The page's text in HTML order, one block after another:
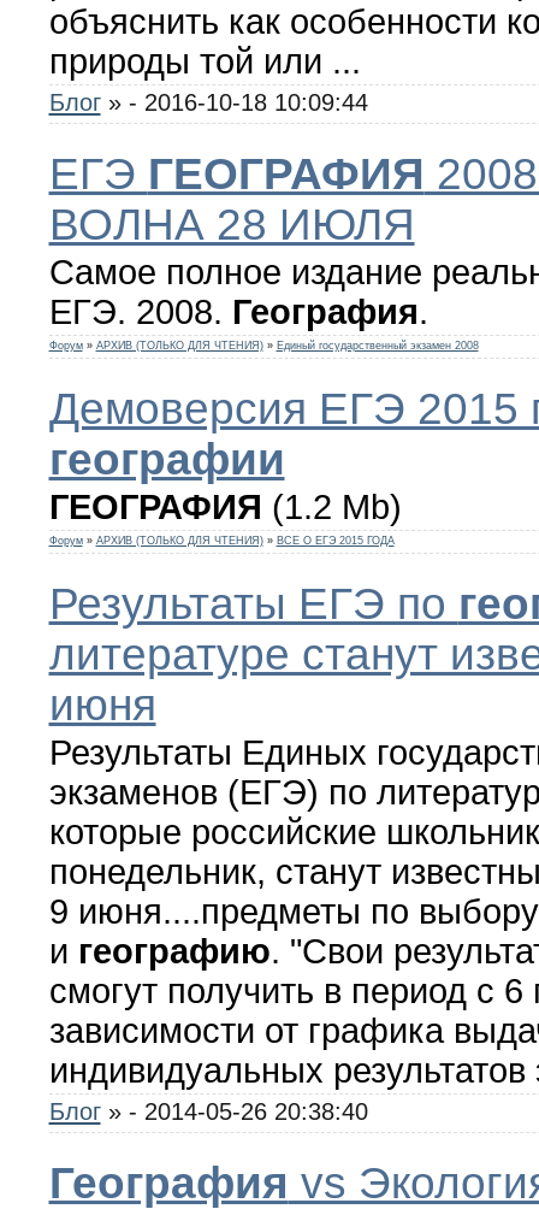
объяснить как особенности
природы той или ...
Блог » - 2016-10-18 10:09:44
ЕГЭ ГЕОГРАФИЯ
ВОЛНА 28 ИЮЛЯ
Самое полное издание
ЕГЭ. 2008. География.
Форум » АРХИВ (ТОЛЬКО ДЛЯ ЧТЕНИЯ) » Единый государственный экзамен 2008
Демоверсия ЕГЭ 2015
географии
ГЕОГРАФИЯ (1.2 Mb)
Форум » АРХИВ (ТОЛЬКО ДЛЯ ЧТЕНИЯ) » ВСЕ О ЕГЭ 2015 ГОДА
Результаты ЕГЭ по
литературе станут
июня
Результаты Единых
экзаменов (ЕГЭ) по
которые российские
понедельник, станут
9 июня....предметы по
и географию. "Свои
смогут получить в период с
зависимости от графика
индивидуальных
Блог » - 2014-05-26 20:38:40
География vs